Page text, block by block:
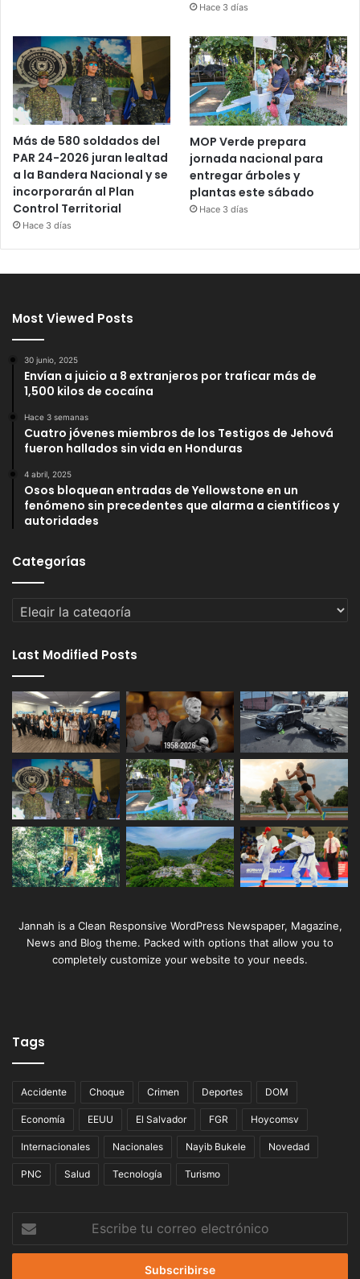
Hace 3 días
Más de 580 soldados del
PAR 24-2026 juran lealtad
a la Bandera Nacional y se
incorporarán al Plan
Control Territorial
Hace 3 días
MOP Verde prepara
jornada nacional para
entregar árboles y
plantas este sábado
Hace 3 días
Most Viewed Posts
30 junio, 2025
Envían a juicio a 8 extranjeros por traficar más de
1,500 kilos de cocaína
Hace 3 semanas
Cuatro jóvenes miembros de los Testigos de Jehová
fueron hallados sin vida en Honduras
4 abril, 2025
Osos bloquean entradas de Yellowstone en un
fenómeno sin precedentes que alarma a científicos y
autoridades
Categorías
Categorías
Last Modified Posts
Jannah is a Clean Responsive WordPress Newspaper, Magazine,
News and Blog theme. Packed with options that allow you to
completely customize your website to your needs.
Tags
Accidente Choque Crimen Deportes DOM
Economía EEUU El Salvador FGR Hoycomsv
Internacionales Nacionales Nayib Bukele Novedad
PNC Salud Tecnología Turismo
correo